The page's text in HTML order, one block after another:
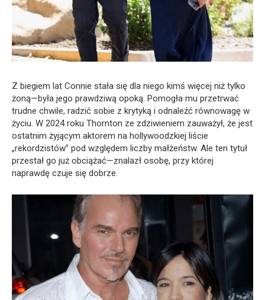
Z biegiem lat Connie stała się dla niego kimś więcej niż tylko
żoną—była jego prawdziwą opoką. Pomogła mu przetrwać
trudne chwile, radzić sobie z krytyką i odnaleźć równowagę w
życiu. W 2024 roku Thornton ze zdziwieniem zauważył, że jest
ostatnim żyjącym aktorem na hollywoodzkiej liście
„rekordzistów” pod względem liczby małżeństw. Ale ten tytuł
przestał go już obciążać—znalazł osobę, przy której
naprawdę czuje się dobrze.